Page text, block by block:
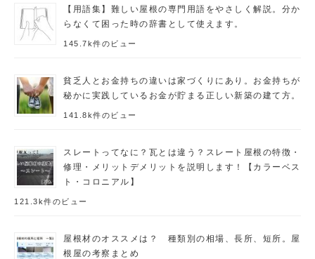
【用語集】難しい屋根の専門用語をやさしく解説。分か
らなくて困った時の辞書として使えます。
145.7k件のビュー
貧乏人とお金持ちの違いは家づくりにあり。お金持ちが
秘かに実践しているお金が貯まる正しい新築の建て方。
141.8k件のビュー
スレートってなに？瓦とは違う？スレート屋根の特徴・
修理・メリットデメリットを説明します！【カラーベス
ト・コロニアル】
121.3k件のビュー
屋根材のオススメは？ 種類別の相場、長所、短所。屋
根屋の考察まとめ